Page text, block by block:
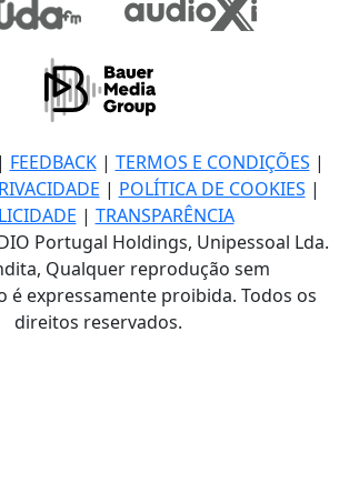
| FEEDBACK| TERMOS E CONDIÇÕES |
| POLÍTICA DE COOKIES |
| TRANSPARÊNCIA
Portugal Holdings, Unipessoal Lda.
Qualquer reprodução sem
é expressamente proibida. Todos os
direitos reservados.